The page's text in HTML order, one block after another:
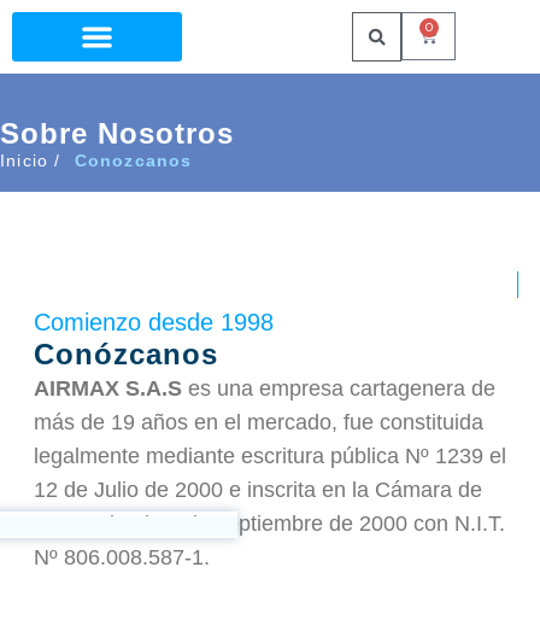
0
Sobre Nosotros
Inicio Conozcanos
Comienzo desde 1998
Conózcanos
AIRMAX S.A.Ses una empresa cartagenera de
más de 19 años en el mercado, fue constituida
legalmente mediante escritura pública Nº 1239 el
12 de Julio de 2000 e inscrita en la Cámara de
Comercio el 19 de septiembre de 2000 con N.I.T.
Nº 806.008.587-1.